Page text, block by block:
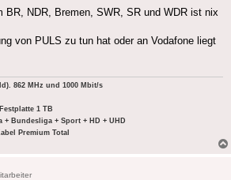
BR, NDR, Bremen, SWR, SR und WDR ist nix
von PULS zu tun hat oder an Vodafone liegt
862 MHz und 1000 Mbit/s
1 TB
+ Bundesliga + Sport + HD + UHD
Premium Total